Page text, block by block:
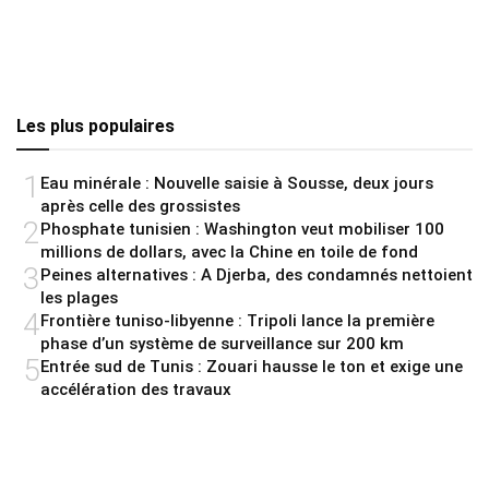
Les plus populaires
1 Eau minérale : Nouvelle saisie à Sousse, deux jours
après celle des grossistes
2 Phosphate tunisien : Washington veut mobiliser 100
millions de dollars, avec la Chine en toile de fond
3Peines alternatives : A Djerba, des condamnés nettoient
les plages
4Frontière tuniso-libyenne : Tripoli lance la première
phase d’un système de surveillance sur 200 km
5Entrée sud de Tunis : Zouari hausse le ton et exige une
accélération des travaux